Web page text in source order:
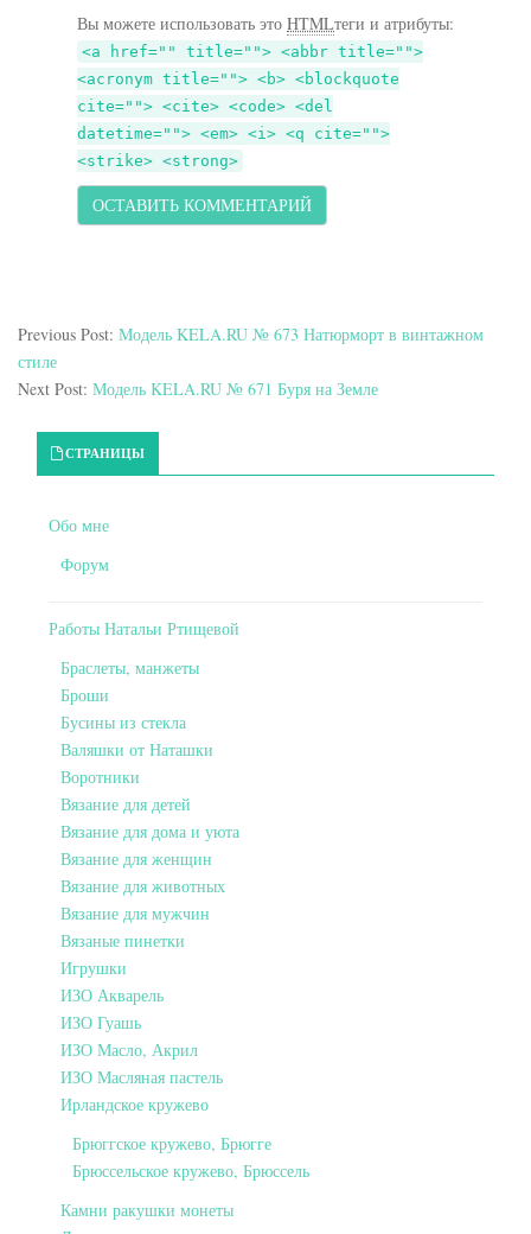
Вы можете использовать это HTMLтеги и атрибуты:
<a href="" title=""> <abbr title="">
<acronym title=""> <b> <blockquote
cite=""> <cite> <code> <del
datetime=""> <em> <i> <q cite="">
<strike> <strong>
Previous Post: Модель KELA.RU № 673 Натюрморт в винтажном
стиле
Next Post: Модель KELA.RU № 671 Буря на Земле
Primary Sidebar
СТРАНИЦЫ
Обо мне
Форум
Работы Натальи Ртищевой
Браслеты, манжеты
Броши
Бусины из стекла
Валяшки от Наташки
Воротники
Вязание для детей
Вязание для дома и уюта
Вязание для женщин
Вязание для животных
Вязание для мужчин
Вязаные пинетки
Игрушки
ИЗО Акварель
ИЗО Гуашь
ИЗО Масло, Акрил
ИЗО Масляная пастель
Ирландское кружево
Брюггское кружево, Брюгге
Брюссельское кружево, Брюссель
Камни ракушки монеты